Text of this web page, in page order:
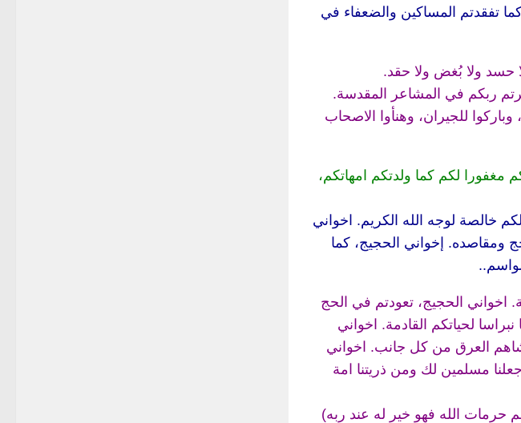
كما تفقدتم المساكين والضعفاء في
حسد ولا بُغض ولا حقد.
ربكم في المشاعر المقدسة.
للجيران، وهنأوا الاصحاب
مغفورا لكم كما ولدتكم امهاتكم،
خالصة لوجه الله الكريم. اخواني
ومقاصده. إخواني الحجيج، كما
اخواني الحجيج، تعودتم في الحج
لحياتكم القادمة. اخواني
العرق من كل جانب. اخواني
مسلمين لك ومن ذريتنا امة
حرمات الله فهو خير له عند ربه)